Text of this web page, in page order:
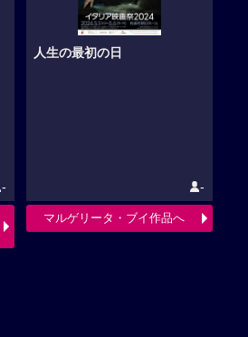
-
人生の最初の日
-
マルゲリータ・ブイ作品へ